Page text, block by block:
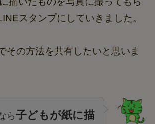
スタンプにしていきました。
その方法を共有したいと思いま
ら子どもが紙に描